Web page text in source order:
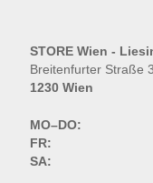
STORE Wien -
Breitenfurter Straße
1230 Wien
MO–DO:
FR:
SA: